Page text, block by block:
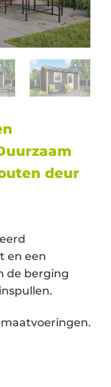
deur
en een
de berging